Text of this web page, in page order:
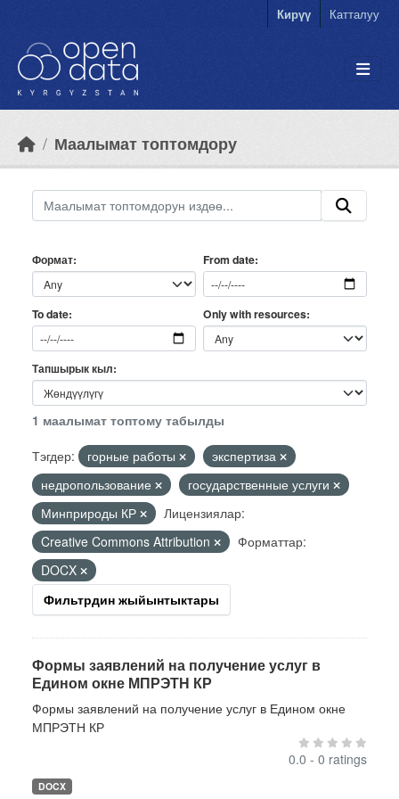
Кирүү Катталуу
Маалымат топтомдору
Формат From date
To date Only with resources
Тапшырык кыл
1 маалымат топтому табылды
Тэгдер:
горные работы
экспертиза
недропользование
государственные услуги
Минприроды КР
Лицензиялар:
Creative Commons Attribution
Форматтар:
DOCX
Фильтрдин жыйынтыктары
Формы заявлений на получение услуг в
Едином окне МПРЭТН КР
Формы заявлений на получение услуг в Едином окне
МПРЭТН КР
0.0 - 0 ratings
DOCX